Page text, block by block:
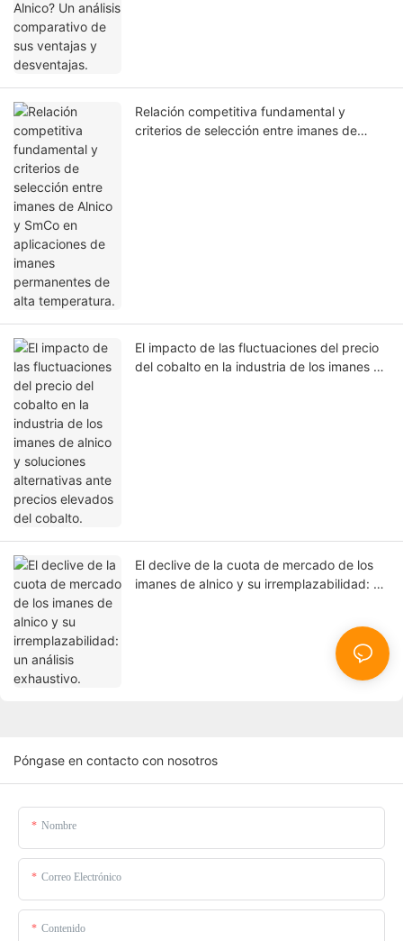
Relación competitiva fundamental y
criterios de selección entre imanes de
El impacto de las fluctuaciones del precio
del cobalto en la industria de los imanes de
El declive de la cuota de mercado de los
imanes de alnico y su irremplazabilidad: un
Póngase en contacto con nosotros
Nombre
Correo Electrónico
Contenido